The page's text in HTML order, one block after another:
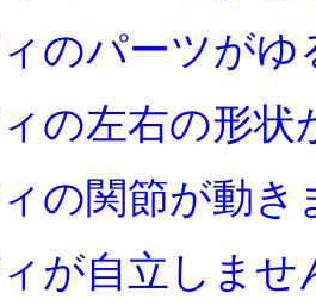
のパーツがゆ
の左右の形状
の関節が動き
が自立しませ